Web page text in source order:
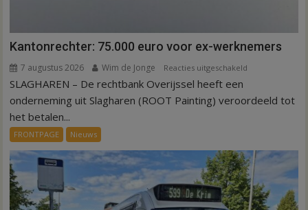
Kantonrechter: 75.000 euro voor ex-werknemers
7 augustus 2026 Wim de Jonge Reacties uitgeschakeld
75.000
werknemers
SLAGHAREN – De rechtbank Overijssel heeft een
onderneming uit Slagharen (ROOT Painting) veroordeeld tot
het betalen...
FRONTPAGE Nieuws